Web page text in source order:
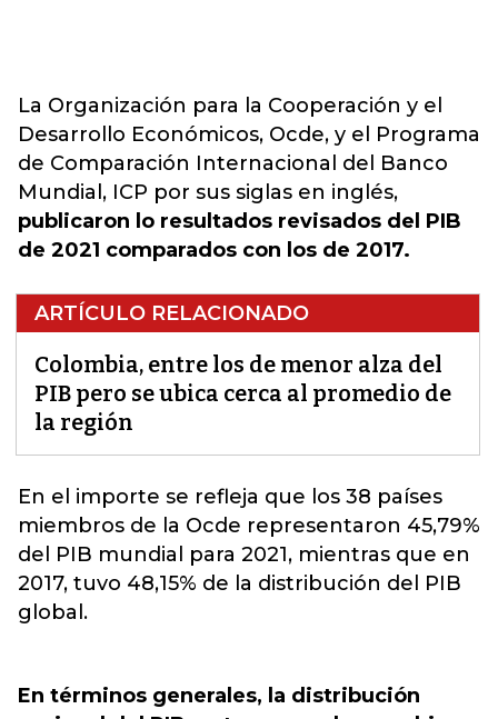
La Organización para la Cooperación y el
Desarrollo Económicos, Ocde, y el Programa
de Comparación Internacional del Banco
Mundial, ICP por sus siglas en inglés,
publicaron lo resultados revisados del PIB
de 2021 comparados con los de 2017.
ARTÍCULO RELACIONADO
Colombia, entre los de menor alza del
PIB pero se ubica cerca al promedio de
la región
En el importe se refleja que los 38 países
miembros de la Ocde representaron 45,79%
del PIB mundial para 2021, mientras que en
2017, tuvo 48,15% de la distribución del PIB
global.
En términos generales, la distribución